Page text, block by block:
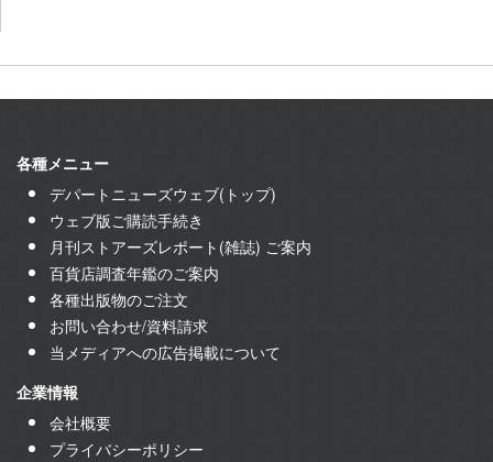
各種メニュー
デパートニューズウェブ(トップ)
ウェブ版ご購読手続き
月刊ストアーズレポート(雑誌) ご案内
百貨店調査年鑑のご案内
各種出版物のご注文
お問い合わせ/資料請求
当メディアへの広告掲載について
企業情報
会社概要
プライバシーポリシー